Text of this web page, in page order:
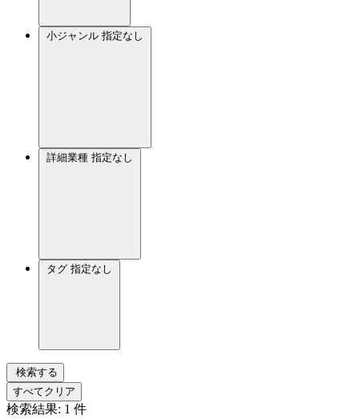
小ジャンル 指定なし
詳細業種 指定なし
タグ 指定なし
検索する
すべてクリア
検索結果: 1 件